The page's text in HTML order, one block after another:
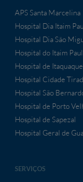
APS Santa Marcelina
Hospital Dia Itaim
Hospital Dia São
Hospital do Itaim
Hospital de
Hospital Cidade
Hospital São
Hospital de Porto
Hospital de Sapezal
Hospital Geral de
SERVIÇOS